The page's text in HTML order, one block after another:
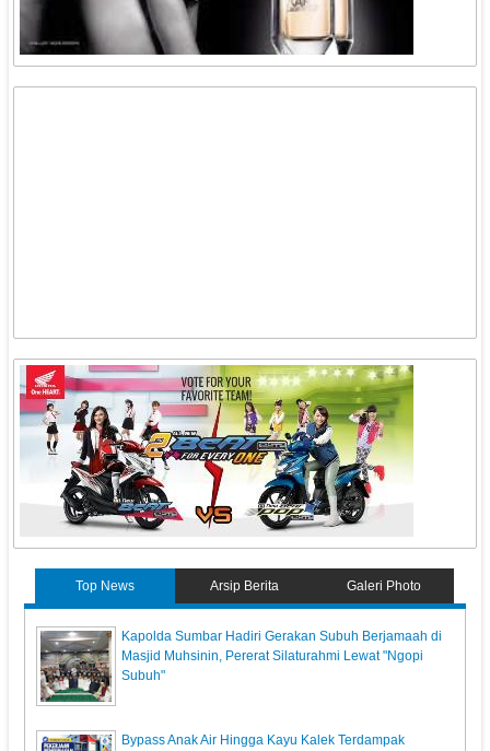
Top News Arsip Berita Galeri Photo
Kapolda Sumbar Hadiri Gerakan Subuh Berjamaah di
Masjid Muhsinin, Pererat Silaturahmi Lewat "Ngopi
Subuh"
Bypass Anak Air Hingga Kayu Kalek Terdampak